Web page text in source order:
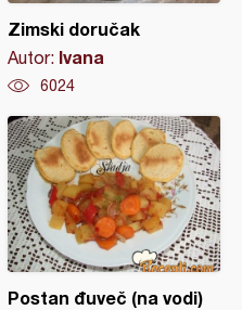
Zimski doručak
Autor: Ivana
6024
Postan đuveč (na vodi)